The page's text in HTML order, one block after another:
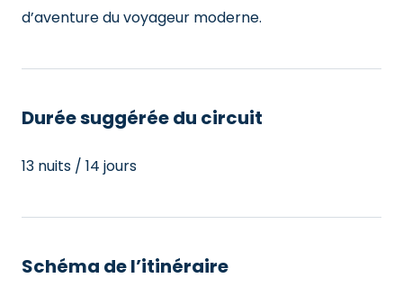
d’aventure du voyageur moderne.
Durée suggérée du circuit
13 nuits / 14 jours
Schéma de l’itinéraire